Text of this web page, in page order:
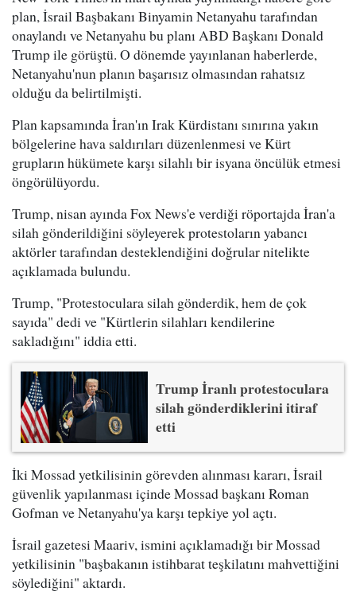
plan, İsrail Başbakanı Binyamin Netanyahu tarafından
onaylandı ve Netanyahu bu planı ABD Başkanı Donald
Trump ile görüştü. O dönemde yayınlanan haberlerde,
Netanyahu'nun planın başarısız olmasından rahatsız
olduğu da belirtilmişti.
Plan kapsamında İran'ın Irak Kürdistanı sınırına yakın
bölgelerine hava saldırıları düzenlenmesi ve Kürt
grupların hükümete karşı silahlı bir isyana öncülük etmesi
öngörülüyordu.
Trump, nisan ayında Fox News'e verdiği röportajda İran'a
silah gönderildiğini söyleyerek protestoların yabancı
aktörler tarafından desteklendiğini doğrular nitelikte
açıklamada bulundu.
Trump, "Protestoculara silah gönderdik, hem de çok
sayıda" dedi ve "Kürtlerin silahları kendilerine
sakladığını" iddia etti.
Trump İranlı protestoculara
silah gönderdiklerini itiraf
etti
İki Mossad yetkilisinin görevden alınması kararı, İsrail
güvenlik yapılanması içinde Mossad başkanı Roman
Gofman ve Netanyahu'ya karşı tepkiye yol açtı.
İsrail gazetesi Maariv, ismini açıklamadığı bir Mossad
yetkilisinin "başbakanın istihbarat teşkilatını mahvettiğini
söylediğini" aktardı.